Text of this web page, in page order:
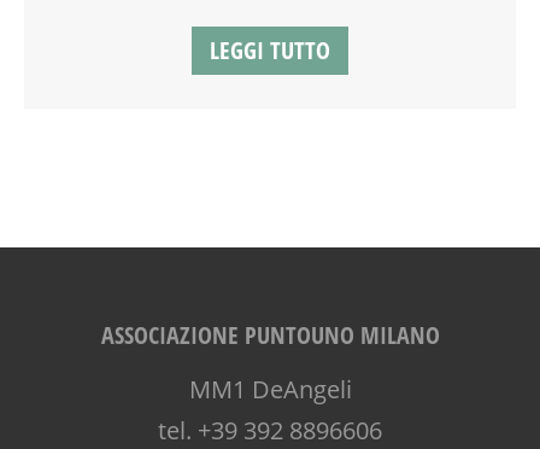
LEGGI TUTTO
ASSOCIAZIONE PUNTOUNO MILANO
MM1 DeAngeli
tel. +39 392 8896606